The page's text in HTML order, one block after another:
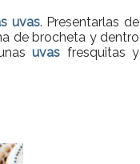
uvas. Presentarlas de
de brocheta y dentro
uvas fresquitas y